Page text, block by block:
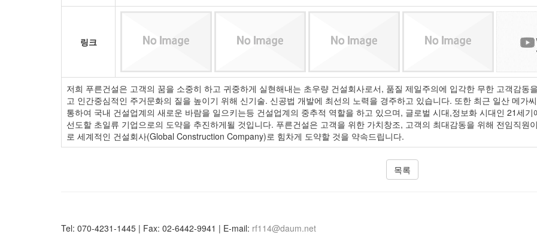
링크
저희 푸른건설은 고객의 꿈을 소중히 하고 귀중하게 실현해내는 초우량 건설회사로서, 품질 제일주의에 입각한 무한 고객감동
고 인간중심적인 주거문화의 질을 높이기 위해 신기술. 신공법 개발에 최선의 노력을 경주하고 있습니다. 또한 최근 일산 메가
통하여 국내 건설업계의 새로운 바람을 일으키는등 건설업계의 중추적 역할을 하고 있으며, 글로벌 시대,정보화 시대인 21세
선도할 초일류 기업으로의 도약을 추진하게될 것입니다. 푸른건설은 고객을 위한 가치창조, 고객의 최대감동을 위해 전임직원
로 세계적인 건설회사(Global Construction Company)로 힘차게 도약할 것을 약속드립니다.
목록
Tel: 070-4231-1445 | Fax: 02-6442-9941 | E-mail: rf114@daum.net